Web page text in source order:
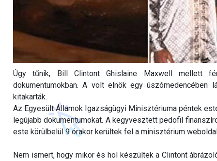
Úgy tűnik, Bill Clintont Ghislaine Maxwell mellett
dokumentumokban. A volt elnök egy
kitakarták.
Az Egyesült Államok Igazságügyi Minisztériuma péntek
legújabb dokumentumokat. A kegyvesztett pedofil
este körülbelül 9 órakor kerültek fel a minisztérium
Nem ismert, hogy mikor és hol készültek a Clintont